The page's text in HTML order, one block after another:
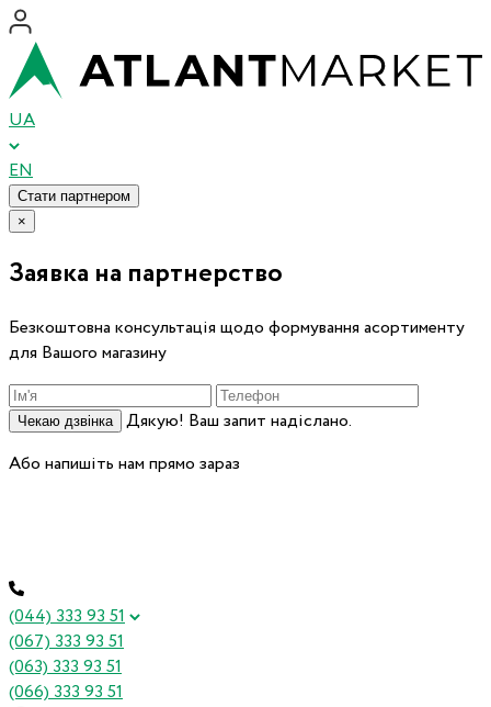
UA
EN
Стати партнером
×
Заявка на партнерство
Безкоштовна консультація щодо формування асортименту
для Вашого магазину
Чекаю дзвінка
Дякую! Ваш запит надіслано.
Або напишіть нам прямо зараз
(044) 333 93 51
(067) 333 93 51
(063) 333 93 51
(066) 333 93 51